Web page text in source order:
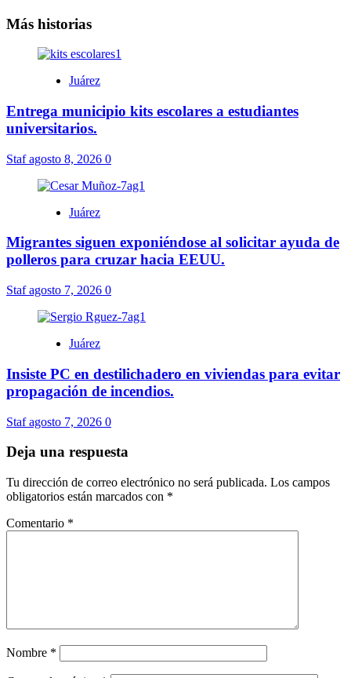
Más historias
Juárez
Entrega municipio kits escolares a estudiantes
universitarios.
Stafagosto 8, 2026 0
Juárez
Migrantes siguen exponiéndose al solicitar ayuda de
polleros para cruzar hacia EEUU.
Stafagosto 7, 2026 0
Juárez
Insiste PC en destilichadero en viviendas para evitar
propagación de incendios.
Stafagosto 7, 2026 0
Deja una respuesta
Tu dirección de correo electrónico no será publicada. Los campos
obligatorios están marcados con *
Comentario *
Nombre *